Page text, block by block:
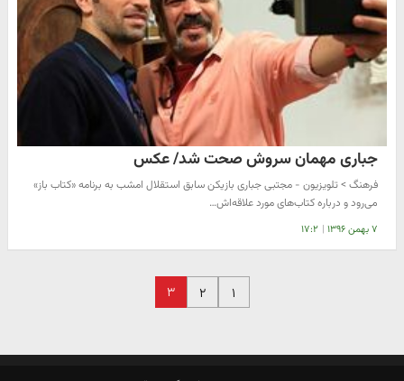
جباری مهمان سروش صحت شد/ عکس
فرهنگ > تلویزیون - مجتبی جباری بازیکن سابق استقلال امشب به برنامه «کتاب باز»
می‌رود و درباره کتاب‌های مورد علاقه‌اش…
۷ بهمن ۱۳۹۶ | ۱۷:۲
۱ ۲ ۳